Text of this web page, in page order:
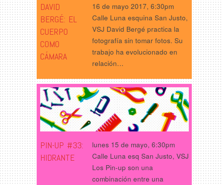
DAVID
BERGÉ: EL
CUERPO
COMO
CÁMARA
16 de mayo 2017, 6:30pm
Calle Luna esquina San Justo,
VSJ David Bergé practica la
fotografía sin tomar fotos. Su
trabajo ha evolucionado en
relación…
PIN-UP #33:
HIDRANTE
lunes 15 de mayo, 6:30pm
Calle Luna esq San Justo, VSJ
Los Pin-up son una
combinación entre una